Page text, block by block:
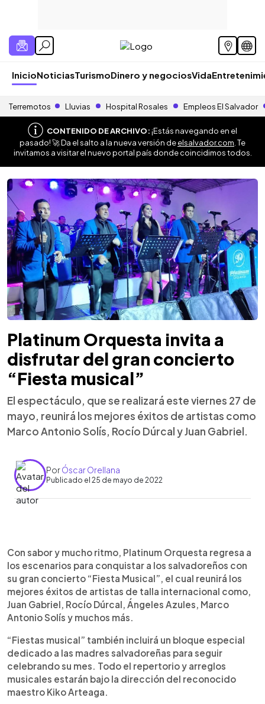
InicioNoticiasTurismoDinero y negociosVida
Terremotos Lluvias Hospital Rosales Empleos El Salvador
CONTENIDO DE ARCHIVO:¡Estás navegando en el
pasado! 🚀 Da el salto a la nueva versión deelsalvador.com . Te
invitamos a visitar el nuevo portal país donde coincidimos todos.
Platinum Orquesta invita a
disfrutar del gran concierto
“Fiesta musical”
El espectáculo, que se realizará este viernes 27 de
mayo, reunirá los mejores éxitos de artistas como
Marco Antonio Solís, Rocío Dúrcal y Juan Gabriel.
PorÓscar Orellana
Publicado el 25 de mayo de 2022
► Escuchar artículo
Con sabor y mucho ritmo, Platinum Orquesta regresa a
los escenarios para conquistar a los salvadoreños con
su gran concierto “Fiesta Musical”, el cual reunirá los
mejores éxitos de artistas de talla internacional como,
Juan Gabriel, Rocío Dúrcal, Ángeles Azules, Marco
Antonio Solís y muchos más.
“Fiestas musical” también incluirá un bloque especial
dedicado a las madres salvadoreñas para seguir
celebrando su mes. Todo el repertorio y arreglos
musicales estarán bajo la dirección del reconocido
maestro Kiko Arteaga.